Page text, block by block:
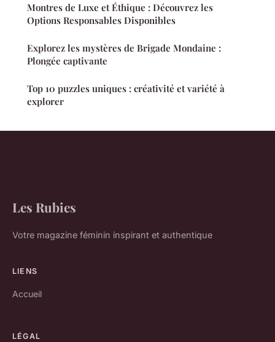
Montres de Luxe et Éthique : Découvrez les
Options Responsables Disponibles
Explorez les mystères de Brigade Mondaine :
Plongée captivante
Top 10 puzzles uniques : créativité et variété à
explorer
Les Rubies
Votre magazine féminin inspirant et authentique
LIENS
Accueil
LÉGAL